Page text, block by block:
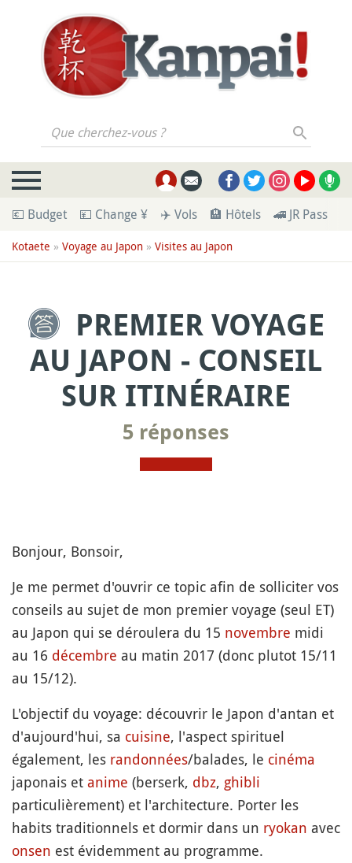
Que cherchez-vous ?
💶 Budget 💴 Change ¥ ✈️ Vols 🏨 Hôtels 🚄 JR Pass
Kotaete » Voyage au Japon » Visites au Japon
PREMIER VOYAGE
AU JAPON - CONSEIL
SUR ITINÉRAIRE
5 réponses
Bonjour, Bonsoir,
Je me permet d'ouvrir ce topic afin de solliciter vos
conseils au sujet de mon premier voyage (seul ET)
au Japon qui se déroulera du 15 novembre midi
au 16 décembre au matin 2017 (donc plutot 15/11
au 15/12).
L'objectif du voyage: découvrir le Japon d'antan et
d'aujourd'hui, sa cuisine, l'aspect spirituel
également, les randonnées/balades, le cinéma
japonais et anime (berserk, dbz, ghibli
particulièrement) et l'architecture. Porter les
habits traditionnels et dormir dans un ryokan avec
onsen est évidemment au programme.